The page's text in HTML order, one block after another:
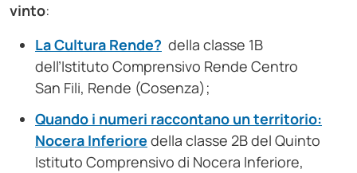
vinto:
La Cultura Rende? della classe 1B
dell’Istituto Comprensivo Rende Centro
San Fili, Rende (Cosenza);
Quando i numeri raccontano un territorio:
Nocera Inferiore della classe 2B del Quinto
Istituto Comprensivo di Nocera Inferiore,